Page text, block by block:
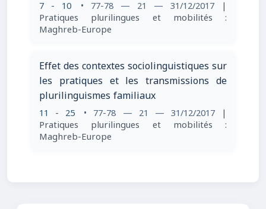
7 - 10 • 77-78 — 21 — 31/12/2017 |
Pratiques plurilingues et mobilités :
Maghreb-Europe
Effet des contextes sociolinguistiques sur
les pratiques et les transmissions de
plurilinguismes familiaux
11 - 25 • 77-78 — 21 — 31/12/2017 |
Pratiques plurilingues et mobilités :
Maghreb-Europe